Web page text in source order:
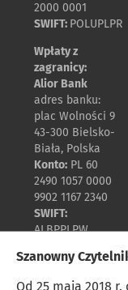
2000 0001
SWIFT: POLUPLPR
Wpłaty z
zagranicy:
Alior Bank
adres banku:
plac Wolności 9
43-300 Bielsko-
Biała, Polska
Konto:PL 60
2490 1057 0000
9902 1167 2340
SWIFT:
ALBPPLPW
Polityka
Szanowny
Od 25 maja 2018